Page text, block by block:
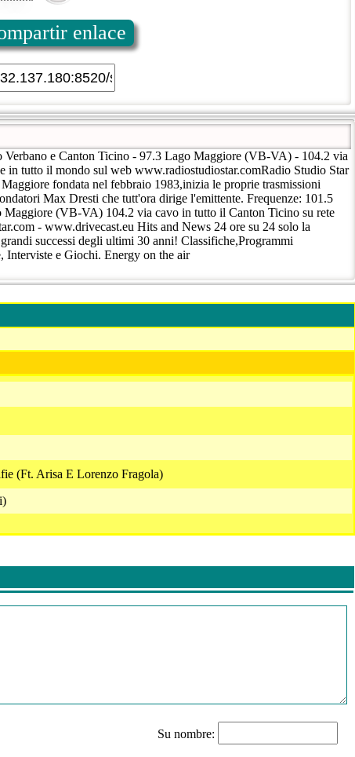
enlace
Verbano e Canton Ticino - 97.3 Lago Maggiore (VB-VA) - 104.2 via
in tutto il mondo sul web www.radiostudiostar.comRadio Studio Star
fondata nel febbraio 1983,inizia le proprie trasmissioni
Max Dresti che tutt'ora dirige l'emittente. Frequenze: 101.5
(VB-VA) 104.2 via cavo in tutto il Canton Ticino su rete
- www.drivecast.eu Hits and News 24 ore su 24 solo la
successi degli ultimi 30 anni! Classifiche,Programmi
Interviste e Giochi. Energy on the air
(Ft. Arisa E Lorenzo Fragola)
Goulding)
Su nombre: